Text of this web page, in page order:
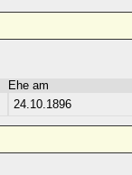
Ehe am
24.10.1896